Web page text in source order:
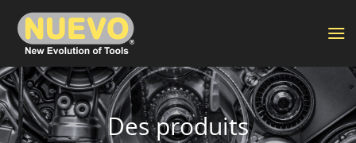
Des produits